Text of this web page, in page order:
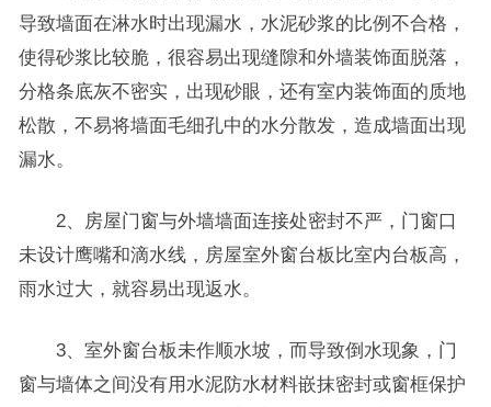
导致墙面在淋水时出现漏水，水泥砂浆的比例不合格，
使得砂浆比较脆，很容易出现缝隙和外墙装饰面脱落，
分格条底灰不密实，出现砂眼，还有室内装饰面的质地
松散，不易将墙面毛细孔中的水分散发，造成墙面出现
漏水。
2、房屋门窗与外墙墙面连接处密封不严，门窗口
未设计鹰嘴和滴水线，房屋室外窗台板比室内台板高，
雨水过大，就容易出现返水。
3、室外窗台板未作顺水坡，而导致倒水现象，门
窗与墙体之间没有用水泥防水材料嵌抹密封或窗框保护